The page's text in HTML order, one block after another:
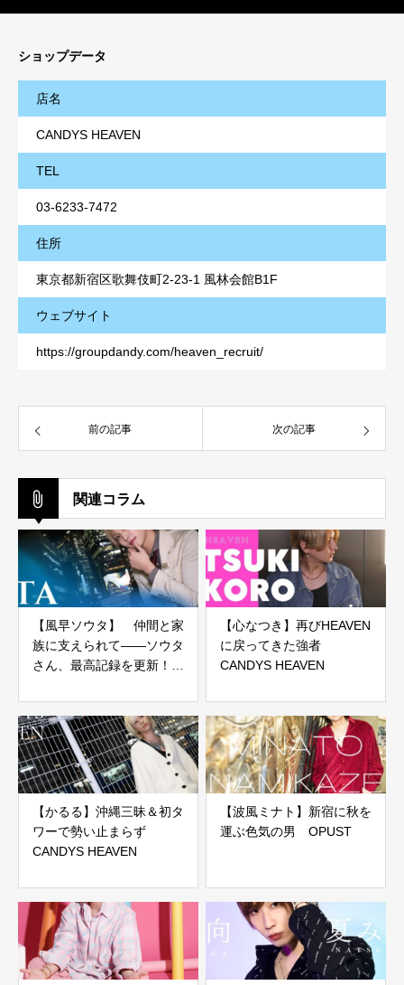
ショップデータ
店名
CANDYS HEAVEN
TEL
03-6233-7472
住所
東京都新宿区歌舞伎町2-23-1 風林会館B1F
ウェブサイト
https://groupdandy.com/heaven_recruit/
前の記事 次の記事
関連コラム
【風早ソウタ】 仲間と家
族に支えられて――ソウタ
さん、最高記録を更新！
【心なつき】再びHEAVEN
に戻ってきた強者
CANDYS HEAVEN
【かるる】沖縄三昧＆初タ
ワーで勢い止まらず
CANDYS HEAVEN
【波風ミナト】新宿に秋を
運ぶ色気の男 OPUST